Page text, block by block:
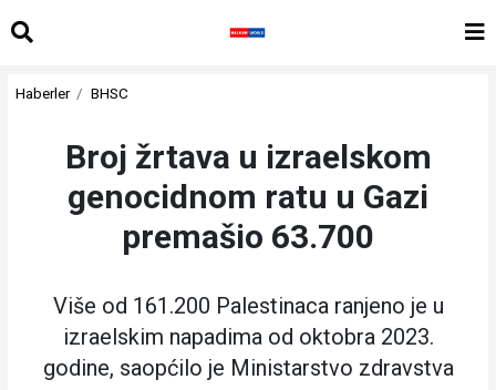
Haberler BHSC
Broj žrtava u izraelskom
genocidnom ratu u Gazi
premašio 63.700
Više od 161.200 Palestinaca ranjeno je u
izraelskim napadima od oktobra 2023.
godine, saopćilo je Ministarstvo zdravstva